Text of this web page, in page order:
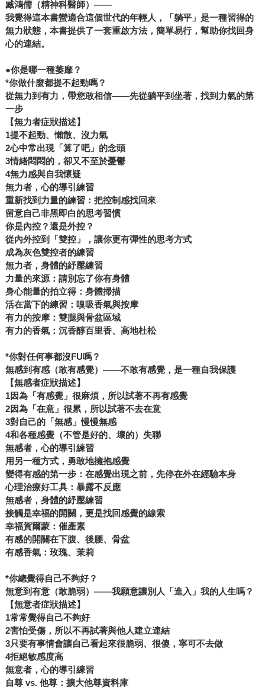
臧鴻儒（精神科醫師）——
我覺得這本書蠻適合這個世代的年輕人，「躺平」是一種習得的
無力狀態，本書提供了一套重啟方法，簡單易行，幫助你找回身
心的連結。
●你是哪一種萎靡？
*你做什麼都提不起勁嗎？
從無力到有力，帶您敢相信——先從躺平到坐著，找到力氣的第
一步
【無力者症狀描述】
1提不起勁、懶散、沒力氣
2心中常出現「算了吧」的念頭
3情緒悶悶的，卻又不至於憂鬱
4無力感與自我懷疑
無力者，心的導引練習
重新找到力量的練習：把控制感找回來
留意自己非黑即白的思考習慣
你是內控？還是外控？
從內外控到「雙控」，讓你更有彈性的思考方式
成為灰色雙控者的練習
無力者，身體的紓壓練習
力量的來源：請別忘了你有身體
身心能量的拍立得：身體掃描
活在當下的練習：嗅吸香氣與按摩
有力的按摩：雙腿與骨盆區域
有力的香氣：沉香醇百里香、高地杜松
*你對任何事都沒FU嗎？
無感到有感（敢有感覺）——不敢有感覺，是一種自我保護
【無感者症狀描述】
1因為「有感覺」很麻煩，所以試著不再有感覺
2因為「在意」很累，所以試著不去在意
3對自己的「無感」慢慢無感
4和各種感覺（不管是好的、壞的）失聯
無感者，心的導引練習
用另一種方式，勇敢地擁抱感覺
變得有感的第一步：在感覺出現之前，先停在外在經驗本身
心理治療好工具：暴露不反應
無感者，身體的紓壓練習
接觸是幸福的開關，更是找回感覺的線索
幸福賀爾蒙：催產素
有感的開關在下腹、後腰、骨盆
有感香氣：玫瑰、茉莉
*你總覺得自己不夠好？
無意到有意（敢脆弱）——我願意讓別人「進入」我的人生嗎？
【無意者症狀描述】
1常常覺得自己不夠好
2害怕受傷，所以不再試著與他人建立連結
3只要有事情會讓自己看起來很脆弱、很傻，寧可不去做
4拒絕敏感度高
無意者，心的導引練習
自尊 vs. 他尊：擴大他尊資料庫